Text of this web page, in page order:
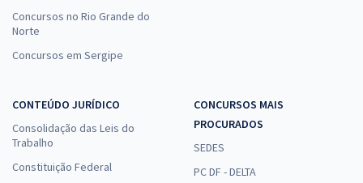
Concursos no Rio Grande do
Norte
Concursos em Sergipe
CONTEÚDO JURÍDICO
Consolidação das Leis do
Trabalho
Constituição Federal
CONCURSOS MAIS
PROCURADOS
SEDES
PC DF - DELTA